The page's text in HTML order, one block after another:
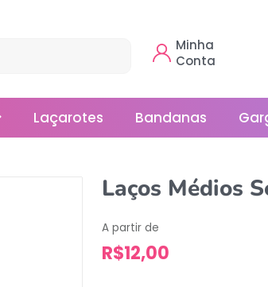
Minha
Conta
Laçarotes Bandanas
Laços Médios
A partir de
R$12,00